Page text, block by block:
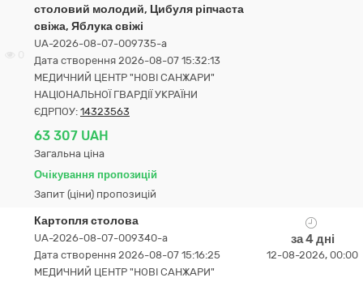
столовий молодий, Цибуля ріпчаста
свіжа, Яблука свіжі
UA-2026-08-07-009735-a
Дата створення 2026-08-07 15:32:13
МЕДИЧНИЙ ЦЕНТР "НОВІ САНЖАРИ"
НАЦІОНАЛЬНОЇ ГВАРДІЇ УКРАЇНИ
ЄДРПОУ: 14323563
63 307 UAH
Загальна ціна
Очікування пропозицій
Запит (ціни) пропозицій
Картопля столова
UA-2026-08-07-009340-a
Дата створення 2026-08-07 15:16:25
МЕДИЧНИЙ ЦЕНТР "НОВІ САНЖАРИ"
за 4 дні
12-08-2026, 00:00